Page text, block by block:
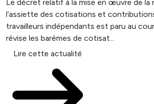
Le décret relatif à la mise en œuvre de la
l’assiette des cotisations et
travailleurs indépendants est paru au
révise les barèmes de cotisat...
Lire cette actualité